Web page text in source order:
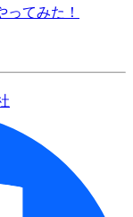
てみた！